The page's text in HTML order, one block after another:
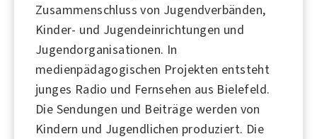
Zusammenschluss von Jugendverbänden,
Kinder- und Jugendeinrichtungen und
Jugendorganisationen. In
medienpädagogischen Projekten entsteht
junges Radio und Fernsehen aus Bielefeld.
Die Sendungen und Beiträge werden von
Kindern und Jugendlichen produziert. Die